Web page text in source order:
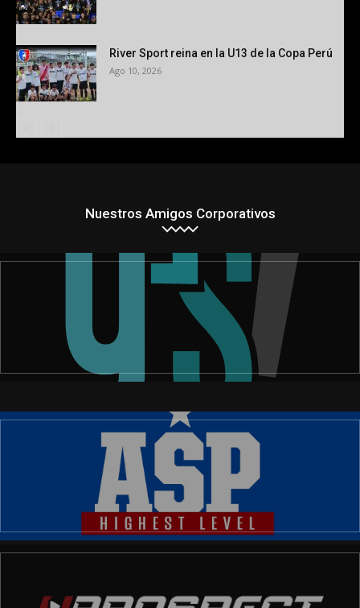
River Sport reina en la U13 de la Copa Perú
Ago 10, 2026
Nuestros Amigos Corporativos